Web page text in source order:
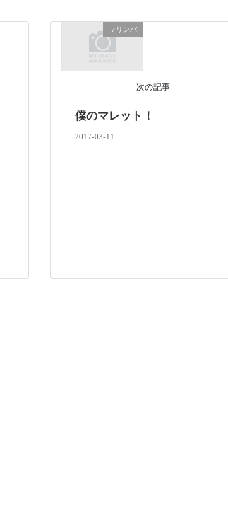
マリンバ
次の記事
僕のマレット！
2017-03-11